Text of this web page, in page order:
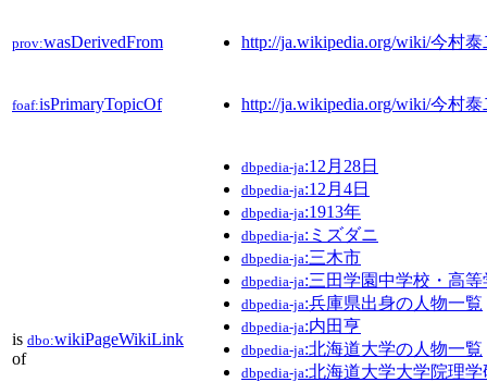
prov:wasDerivedFrom http://ja.wikipedia.org/wiki/今村
foaf:isPrimaryTopicOf http://ja.wikipedia.org/wiki/今村泰
is dbo:wikiPageWikiLink
of
dbpedia-ja:12月28日
dbpedia-ja:12月4日
dbpedia-ja:1913年
dbpedia-ja:ミズダニ
dbpedia-ja:三木市
dbpedia-ja:三田学園中学校・高等
dbpedia-ja:兵庫県出身の人物一覧
dbpedia-ja:内田亨
dbpedia-ja:北海道大学の人物一覧
dbpedia-ja:北海道大学大学院理